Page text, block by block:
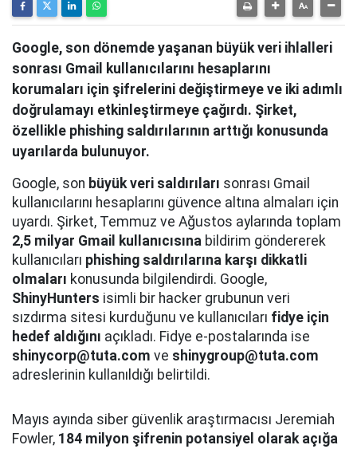
Google, son dönemde yaşanan büyük veri ihlalleri
sonrası Gmail kullanıcılarını hesaplarını
korumaları için şifrelerini değiştirmeye ve iki adımlı
doğrulamayı etkinleştirmeye çağırdı. Şirket,
özellikle phishing saldırılarının arttığı konusunda
uyarılarda bulunuyor.
Google, son büyük veri saldırıları sonrası Gmail
kullanıcılarını hesaplarını güvence altına almaları için
uyardı. Şirket, Temmuz ve Ağustos aylarında toplam
2,5 milyar Gmail kullanıcısına bildirim göndererek
kullanıcıları phishing saldırılarına karşı dikkatli
olmaları konusunda bilgilendirdi. Google,
ShinyHunters isimli bir hacker grubunun veri
sızdırma sitesi kurduğunu ve kullanıcıları fidye için
hedef aldığını açıkladı. Fidye e-postalarında ise
shinycorp@tuta.com ve shinygroup@tuta.com
adreslerinin kullanıldığı belirtildi.
Mayıs ayında siber güvenlik araştırmacısı Jeremiah
Fowler, 184 milyon şifrenin potansiyel olarak açığa